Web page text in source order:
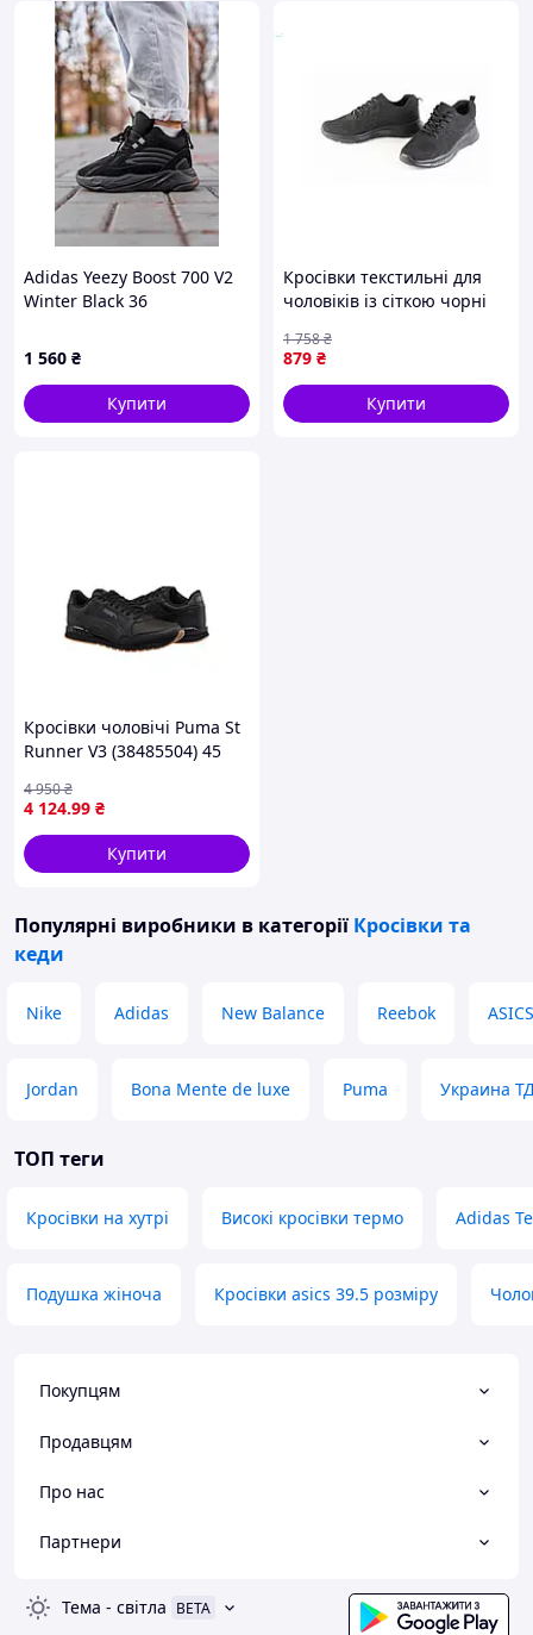
Adidas Yeezy Boost 700 V2
Winter Black 36
1 560 ₴
Купити
Кросівки текстильні для
чоловіків із сіткою чорні
відпочинку та спорту
879 ₴
1 758₴
Купити
Кросівки чоловічі Puma St
Runner V3 (38485504) 45
4 124.99 ₴
4 950₴
Купити
Популярні виробники в категорії Кросівки та
кеди
Nike Adidas New Balance Reebok ASICS
Jordan Bona Mente de luxe Puma Украина
ТОП теги
Кросівки на хутрі Високі кросівки термо Adidas
Подушка жіноча Кросівки asics 39.5 розміру
Покупцям
Продавцям
Про нас
Партнери
Тема - світла BETA